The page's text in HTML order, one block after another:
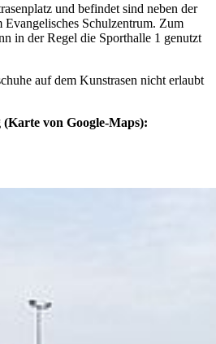
und befindet sind neben der
Schulzentrum. Zum
in der Regel die Sporthalle 1 genutzt
auf dem Kunstrasen nicht erlaubt
von Google-Maps):